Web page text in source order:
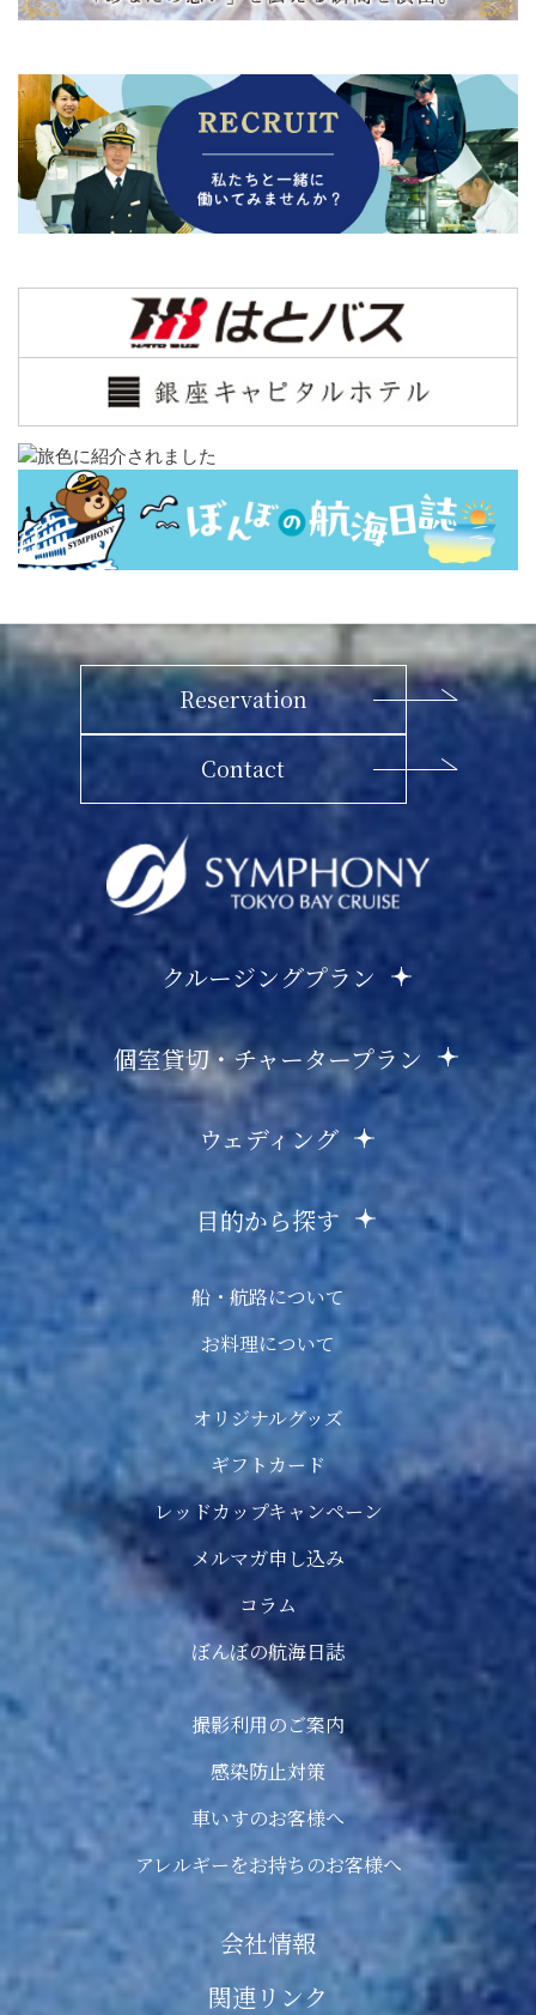
Reservation
Contact
クルージングプラン
個室貸切・チャータープラン
ウェディング
目的から探す
船・航路について
お料理について
オリジナルグッズ
ギフトカード
レッドカップキャンペーン
メルマガ申し込み
コラム
ぼんぼの航海日誌
撮影利用のご案内
感染防止対策
車いすのお客様へ
アレルギーをお持ちのお客様へ
会社情報
関連リンク